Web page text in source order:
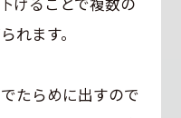
れます。
たらめに出すので